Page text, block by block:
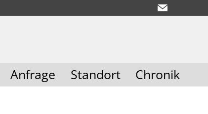
Anfrage Standort Chronik